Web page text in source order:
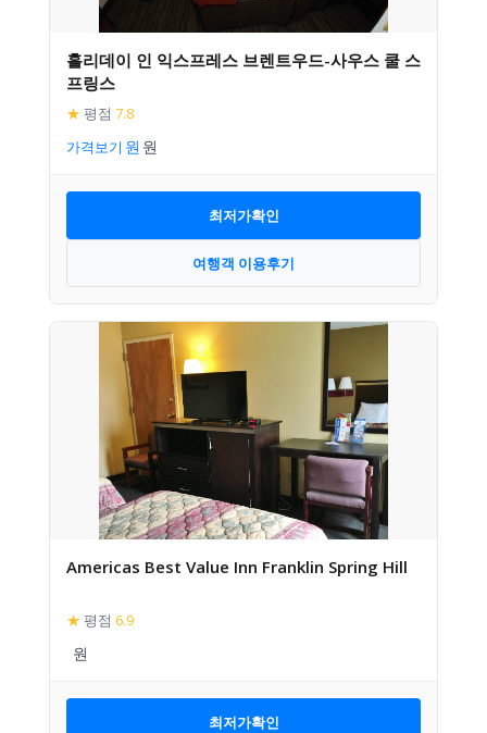
홀리데이 인 익스프레스 브렌트우드-사우스 쿨 스
프링스
★ 평점 7.8
가격보기
최저가확인
여행객 이용후기
Americas Best Value Inn Franklin Spring Hill
★ 평점 6.9
최저가확인